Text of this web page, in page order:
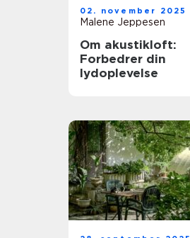
02. november 2025
Malene Jeppesen
Om akustikloft:
Forbedrer din
lydoplevelse